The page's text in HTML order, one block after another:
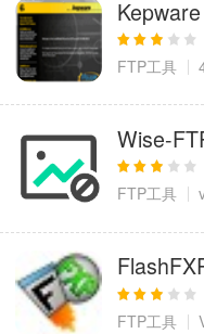
FTP工具
Wise-
FTP工具
FTP工具